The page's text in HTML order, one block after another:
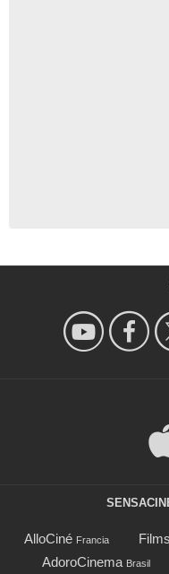
AlloCiné Francia
AdoroCinema Brasil